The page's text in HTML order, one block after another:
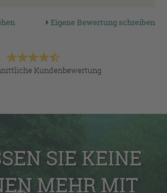
Eigene Bewertung schreiben
Kundenbewertung
SIE KEINE
MEHR MIT